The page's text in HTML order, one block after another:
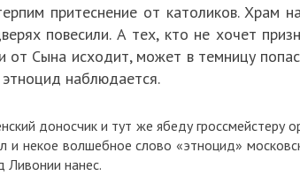
притеснение от католиков. Храм
повесили. А тех, кто не хочет
от Сына исходит, может в темницу
наблюдается.
доносчик и тут же ябеду гроссмейстеру
и некое волшебное слово «этноцид»
Ливонии нанес.